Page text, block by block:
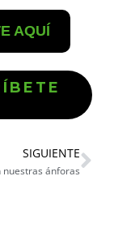
AQUÍ
SIGUIENTE
nuestras ánforas